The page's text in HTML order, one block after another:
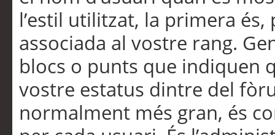
l’estil utilitzat, la primera
associada al vostre rang.
blocs o punts que indiquen
vostre estatus dintre del
normalment més gran, és